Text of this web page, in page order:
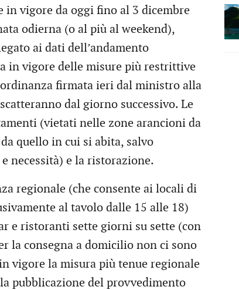
in vigore da oggi fino al 3 dicembre
odierna (o al più al weekend),
ai dati dell’andamento
in vigore delle misure più restrittive
firmata ieri dal ministro alla
dal giorno successivo. Le
(vietati nelle zone arancioni da
quello in cui si abita, salvo
necessità) e la ristorazione.
regionale (che consente ai locali di
al tavolo dalle 15 alle 18)
e ristoranti sette giorni su sette (con
la consegna a domicilio non ci sono
vigore la misura più tenue regionale
pubblicazione del provvedimento